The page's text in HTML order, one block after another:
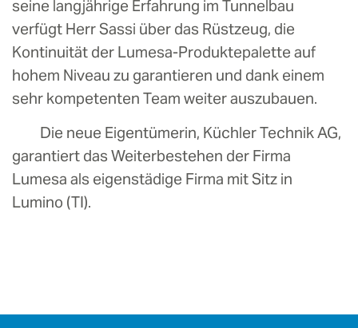
seine langjährige Erfahrung im Tunnelbau
verfügt Herr Sassi über das Rüstzeug, die
Kontinuität der Lumesa-Produktepalette auf
hohem Niveau zu garantieren und dank einem
sehr kompetenten Team weiter auszubauen.
Die neue Eigentümerin, Küchler Technik AG,
garantiert das Weiterbestehen der Firma
Lumesa als eigenstädige Firma mit Sitz in
Lumino (TI).